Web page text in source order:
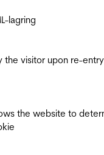
lagring
the visitor upon re-
the website to